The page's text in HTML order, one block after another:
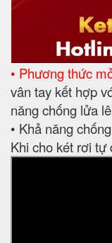
• Phương thức
vân tay kết hợp
năng chống lửa
• Khả năng
Khi cho két rơi tự